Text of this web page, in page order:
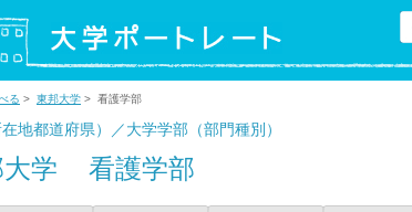
る > 東邦大学 > 看護学部
地都道府県）／大学学部（部門種別）
学 看護学部